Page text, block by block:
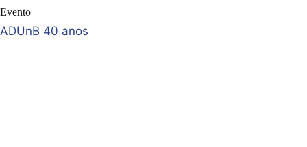
Evento
ADUnB 40 anos